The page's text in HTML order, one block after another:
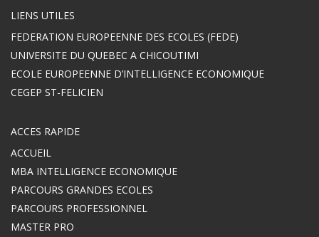
LIENS UTILES
FEDERATION EUROPEENNE DES ECOLES (FEDE)
UNIVERSITE DU QUEBEC A CHICOUTIMI
ECOLE EUROPEENNE D’INTELLIGENCE ECONOMIQUE
CEGEP ST-FELICIEN
ACCES RAPIDE
ACCUEIL
MBA INTELLIGENCE ECONOMIQUE
PARCOURS GRANDES ECOLES
PARCOURS PROFESSIONNEL
MASTER PRO